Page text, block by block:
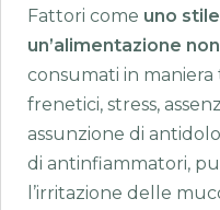
Fattori come uno
un’alimentazione
consumati in
frenetici, stress,
assunzione di
di antinfiammatori,
l’irritazione delle